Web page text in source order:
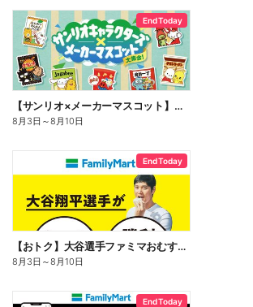
End Today
【サンリオ×メーカーマスコット】オリジナルグッズ貰える!
8月3日 ～8月10日
End Today
【おトク】大谷選手ファミマおむすび割
8月3日 ～8月10日
End Today